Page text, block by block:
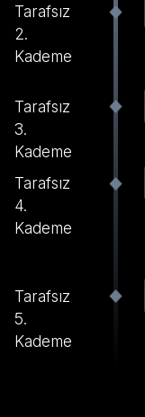
Tarafsız
2.
Kademe
Tarafsız
3.
Kademe
Tarafsız
4.
Kademe
Tarafsız
5.
Kademe